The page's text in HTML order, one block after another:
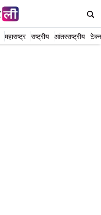
महाराष्ट्र राष्ट्रीय आंतरराष्ट्रीय